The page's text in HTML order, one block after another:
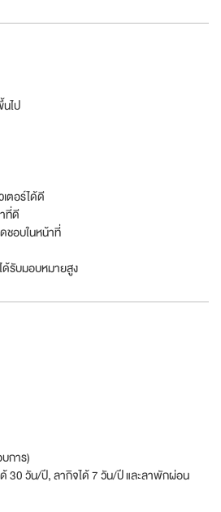
ไป
ตอร์ได้ดี
ที่ดี
ชอบในหน้าที่
รับมอบหมายสูง
การ)
30 วัน/ปี, ลากิจได้ 7 วัน/ปี และลาพักผ่อน